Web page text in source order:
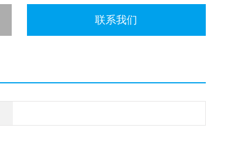
联系我们